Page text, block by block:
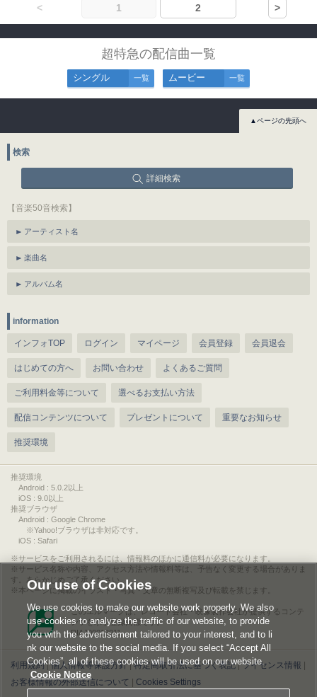
< 1 2 >
超特急の配信曲一覧
シングル 一覧 ムービー 一覧
▲ページの先頭へ
検索
詳細検索
【音楽50音検索】
アーティスト名
楽曲名
アルバム名
information
インフォTOP ログイン マイページ 会員登録 会員退会
はじめての方へ お問い合わせ よくあるご質問
ご利用料金等について 選べるお支払い方法
配信コンテンツについて プレゼントについて 重要なお知らせ
推奨環境
推奨環境
Android : 5.0.2以上
iOS : 9.0以上
推奨ブラウザ
Android : Google Chrome
※Yahoo!ブラウザは非対応です。
iOS : Safari
サービスをご利用されるには、情報料のほかに通信料が必要になります。
サービス名称や内容、アクセス方法や情報料等は、予告なく変更する場合がありま
す。あらかじめご了承ください。
本ページに掲載のイラスト・写真・文章の無断複写及び転載を禁じます。
このエルマークは、レコード会社・映像製作会社が提供するコンテ
ンツを示す登録商標です。
RIAJ00013011
利用規約|個人情報等保護方針|特定商取引法に基づく表記|ライセンス情報
お客様情報の外部送信について
Cookies Settings
Our use of Cookies
We use cookies to make our website work properly. We also
use cookies to analyze the traffic of our website, to provide
you with the advertisement tailored to your interest, and to li
nk our website to the social media. If you select “Accept All
Cookies”, all of these cookies will be used on our website.
Cookie Notice